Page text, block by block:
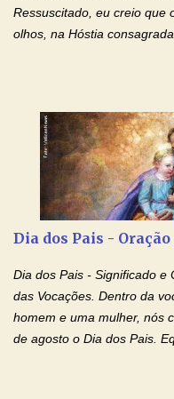
Ressuscitado, eu creio que
olhos, na Hóstia
creio, Jesus, e clamo que
sobre mim e sobre todos
Jesus, que, pelo poder
possamos nos livrar de
prejudicando a nossa
(apresente aqui o seu
coração, confiante que o
ter nos dado o Senhor,
agradeço de coração ao
Dia dos Pais -
Dia dos Pais - Significado
das Vocações. Dentro da
homem e uma mulher, nós
de agosto o Dia dos Pais.